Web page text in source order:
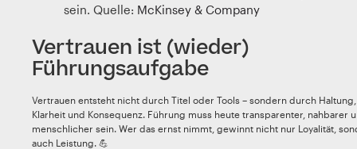
sein. Quelle: McKinsey & Company
Vertrauen ist (wieder)
Führungsaufgabe
Vertrauen entsteht nicht durch Titel oder Tools – sondern durch Haltung,
Klarheit und Konsequenz. Führung muss heute transparenter, nahbarer
menschlicher sein. Wer das ernst nimmt, gewinnt nicht nur Loyalität,
auch Leistung. 💪